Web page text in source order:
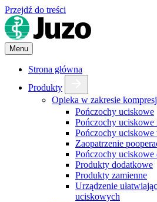
Przejdź do treści
Menu
Strona główna
Produkty
Opieka w zakresie
Pończochy uciskowe
Pończochy
Pończochy
Zaopatrzenie
Pończochy uciskowe
Produkty dodatkowe
Produkty zamienne
Urządzenie
uciskowych